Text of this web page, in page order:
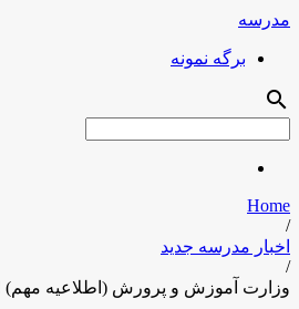
مدرسه
برگه نمونه
search
Home
/
اخبار مدرسه جدید
/
وزارت آموزش و پرورش (اطلاعیه مهم)